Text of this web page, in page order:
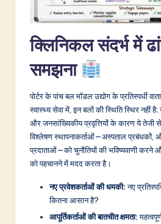
A
&
o
w
क्लिनिकल संदर्भ में
समझना
पोर्टर के पांच बल मॉडल उद्योग के प्रतिस्पर्धी
स्वास्थ्य सेवा में, इन बलों की स्थिति स्थिर नहीं है;
और जनसांख्यिकीय प्रवृत्तियों के कारण ये तेजी
विश्लेषण स्थापनाकर्ताओं—अस्पताल प्रबंधकों,
प्रदाताओं—को चुनौतियों की भविष्यवाणी करने
को पहचानने में मदद करता है।
नए प्रवेशकर्ताओं की धमकी:नए
कितना आसान है?
आपूर्तिकर्ताओं की बातचीत क्षमता: